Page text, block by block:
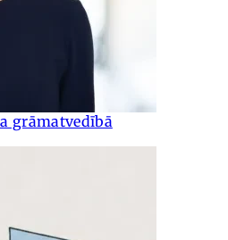
grāmatvedībā